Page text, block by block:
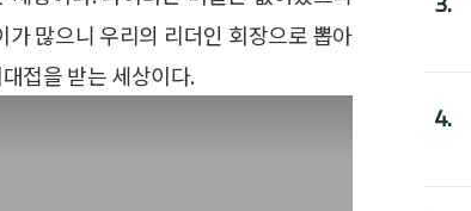
많으니 우리의 리더인 회장으로 뽑아
접을 받는 세상이다.
4.